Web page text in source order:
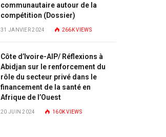
communautaire autour de la
compétition (Dossier)
31 JANVIER 2024 266KVIEWS
Côte d’Ivoire-AIP/ Réflexions à
Abidjan sur le renforcement du
rôle du secteur privé dans le
financement de la santé en
Afrique de l’Ouest
20 JUIN 2024 160KVIEWS